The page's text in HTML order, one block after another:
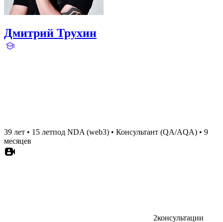
Дмитрий Трухин
39 лет • 15 летпод NDA (web3) • Консультант (QA/AQA) • 9
месяцев
2консультации